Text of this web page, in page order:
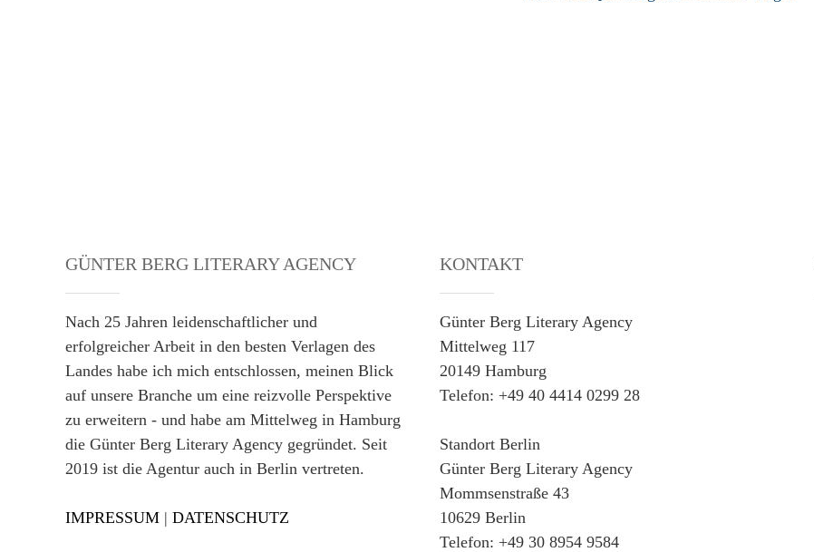
GÜNTER BERG LITERARY AGENCY
Nach 25 Jahren leidenschaftlicher und
erfolgreicher Arbeit in den besten Verlagen des
Landes habe ich mich entschlossen, meinen Blick
auf unsere Branche um eine reizvolle Perspektive
zu erweitern - und habe am Mittelweg in Hamburg
die Günter Berg Literary Agency gegründet. Seit
2019 ist die Agentur auch in Berlin vertreten.
IMPRESSUM | DATENSCHUTZ
KONTAKT
Günter Berg Literary Agency
Mittelweg 117
20149 Hamburg
Telefon: +49 40 4414 0299 28
Standort Berlin
Günter Berg Literary Agency
Mommsenstraße 43
10629 Berlin
Telefon: +49 30 8954 9584